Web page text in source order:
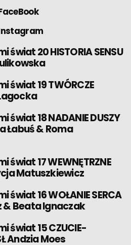
20 HISTORIA SENSU
świat 19 TWÓRCZE
18 NADANIE DUSZY
Łabuś & Roma
17 WEWNĘTRZNE
Matuszkiewicz
16 WOŁANIE SERCA
& Beata Ignaczak
świat 15 CZUCIE-
Andzia Moes